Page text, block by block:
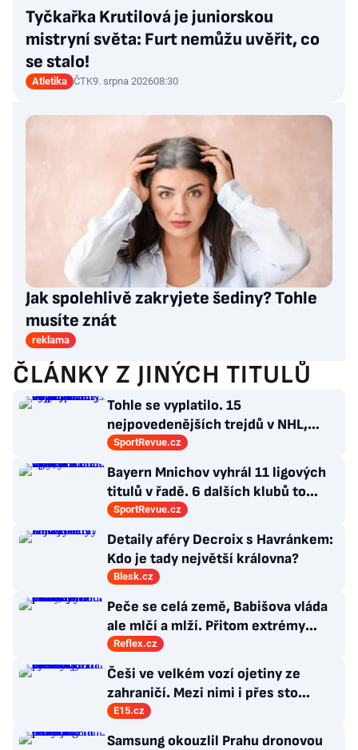
Tyčkařka Krutilová je juniorskou
mistryní světa: Furt nemůžu uvěřit, co
se stalo!
Atletika ČTK9. srpna 202608:30
Jak spolehlivě zakryjete šediny? Tohle
musíte znát
reklama
ČLÁNKY Z JINÝCH TITULŮ
Tohle se vyplatilo. 15
nejpovedenějších trejdů v NHL,
které byly upečeny na poslední
SportRevue.cz
Bayern Mnichov vyhrál 11 ligových
titulů v řadě. 6 dalších klubů to
zvládlo také, některé i víckrát
SportRevue.cz
Detaily aféry Decroix s Havránkem:
Kdo je tady největší královna?
Blesk.cz
Peče se celá země, Babišova vláda
ale mlčí a mlží. Přitom extrémy
počasí jsou trvalými problémy
Česka
Reflex.cz
Češi ve velkém vozí ojetiny ze
zahraničí. Mezi nimi i přes sto
Ferrari a desítky Lamborghini
E15.cz
Samsung okouzlil Prahu dronovou